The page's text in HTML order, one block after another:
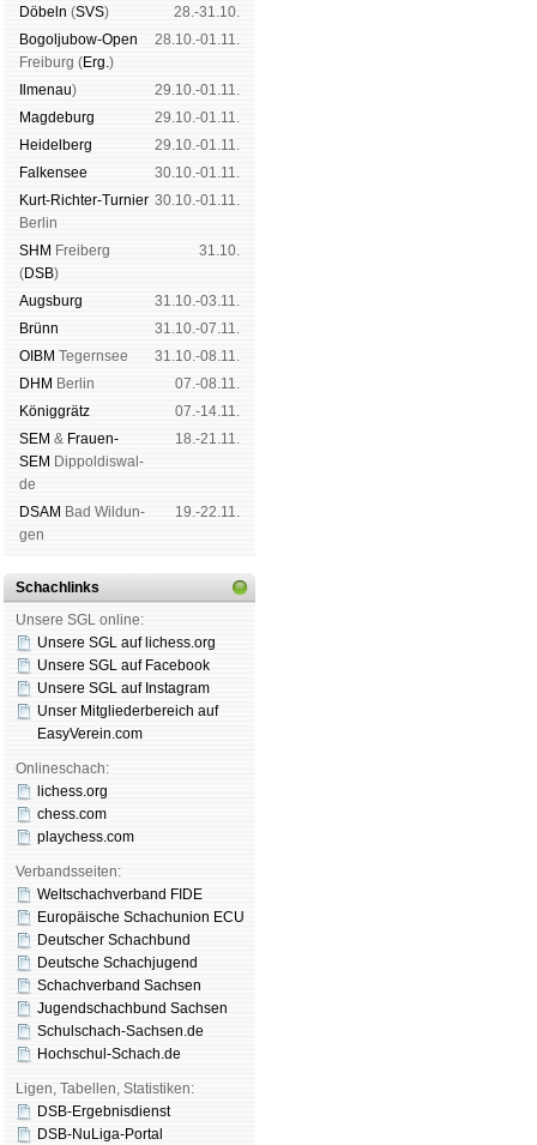
Dö­beln (SVS)
28.-31.10.
Bogoljubow-Open
Frei­burg (Erg.)
28.10.-01.11.
Il­me­nau)
29.10.-01.11.
Mag­de­burg
29.10.-01.11.
Hei­del­berg
29.10.-01.11.
Fal­ken­see
30.10.-01.11.
Kurt-Rich­ter-Tur­nier
Ber­lin
30.10.-01.11.
SHM Frei­berg
(DSB)
31.10.
Augs­burg
31.10.-03.11.
Brünn
31.10.-07.11.
OIBM Tegern­see
31.10.-08.11.
DHM Ber­lin
07.-08.11.
König­grätz
07.-14.11.
SEM & Frauen-
SEM Dip­pol­dis­wal­
de
18.-21.11.
DSAM Bad Wil­dun­
gen
19.-22.11.
Schachlinks
Unsere SGL online:
Unsere SGL auf li­chess.org
Unsere SGL auf Face­book
Unsere SGL auf Insta­gram
Unser Mitgliederbereich auf
EasyVerein.com
Onlineschach:
lichess.org
chess.com
playchess.com
Verbandsseiten:
Weltschachverband FIDE
Europäische Schachunion ECU
Deutscher Schachbund
Deutsche Schachjugend
Schachverband Sachsen
Jugendschachbund Sachsen
Schulschach-Sachsen.de
Hochschul-Schach.de
Ligen, Tabellen, Statistiken:
DSB-Ergebnisdienst
DSB-NuLiga-Portal